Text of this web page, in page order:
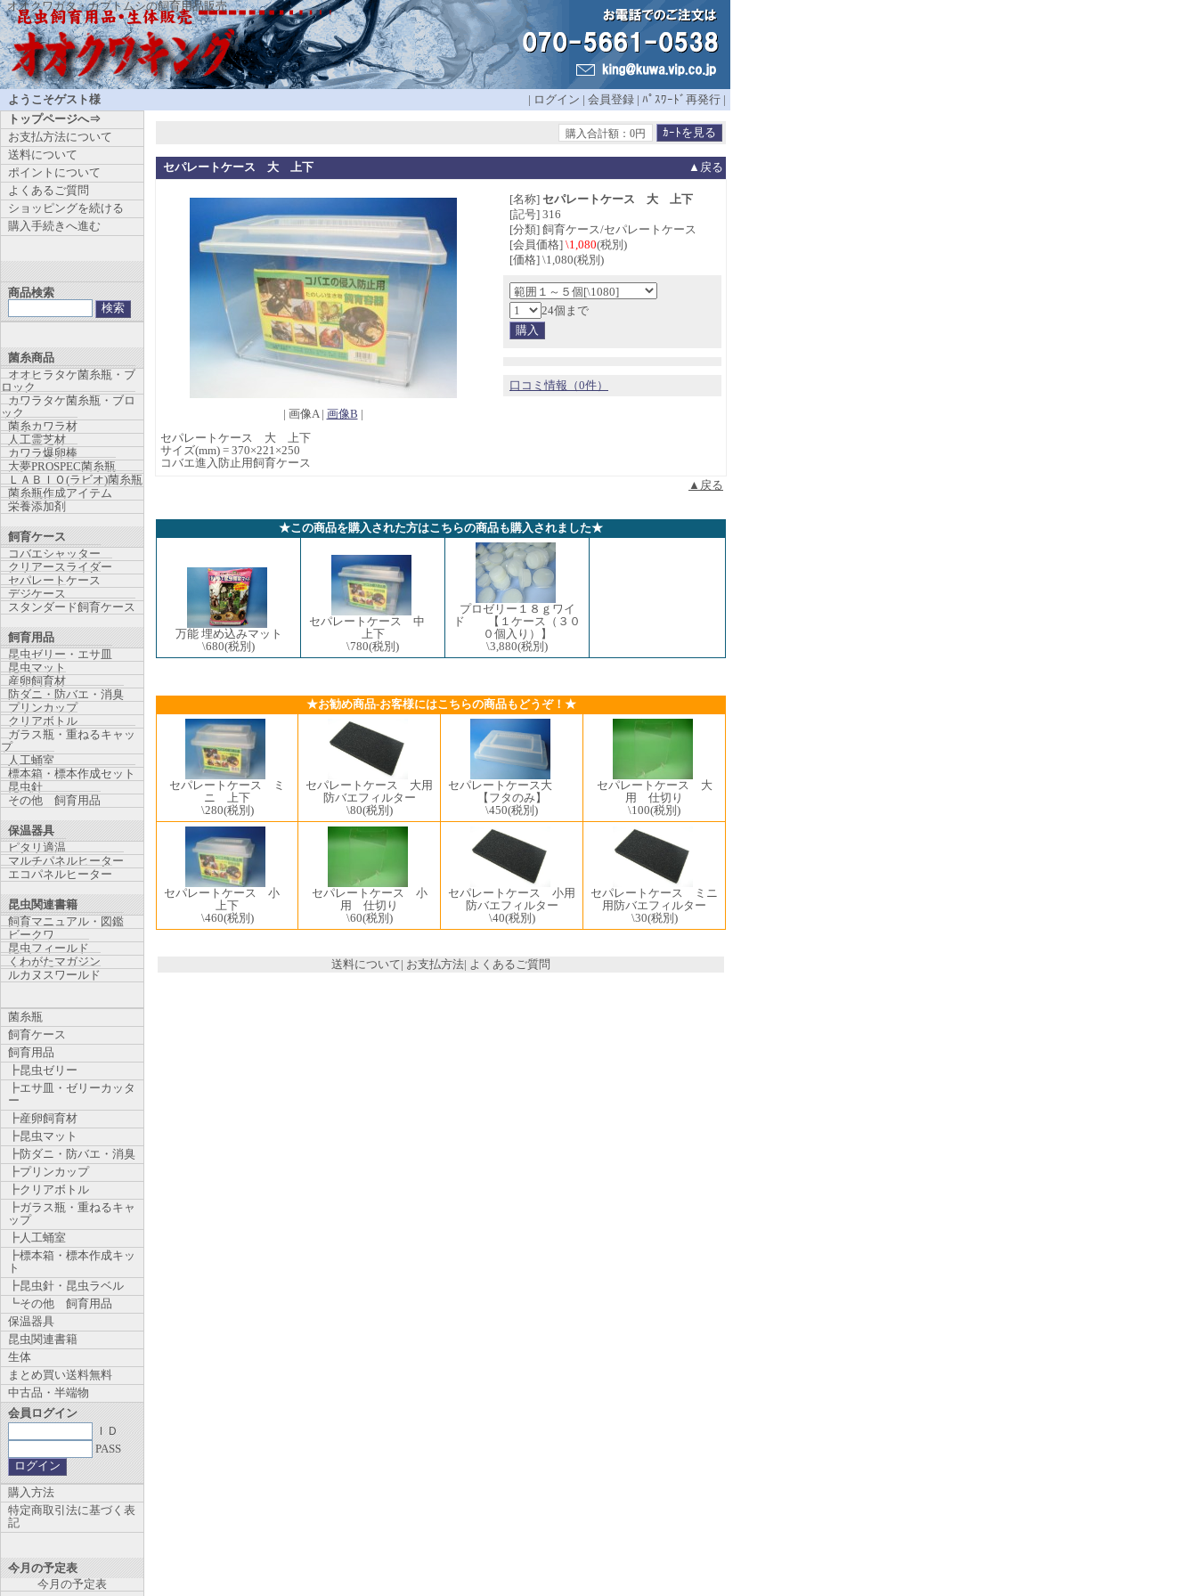
オオクワガタ・カブトムシの飼育用品販売
ようこそゲスト様 | ログイン | 会員登録 | ﾊﾟｽﾜｰﾄﾞ再発行 |
購入合計額：0円
セパレートケース 大 上下 ▲戻る
| 画像A | 画像B |
[名称] セパレートケース 大 上下
[記号] 316
[分類] 飼育ケース/セパレートケース
[会員価格] \1,080(税別)
[価格] \1,080(税別)
24個まで
口コミ情報（0件）
セパレートケース 大 上下
サイズ(mm) = 370×221×250
コバエ進入防止用飼育ケース
▲戻る
★この商品を購入された方はこちらの商品も購入されました★
万能 埋め込みマット
\680(税別)
セパレートケース 中
上下
\780(税別)
プロゼリー１８ｇワイ
ド 【１ケース（３０
０個入り）】
\3,880(税別)
★お勧め商品-お客様にはこちらの商品もどうぞ！★
セパレートケース ミ
ニ 上下
\280(税別)
セパレートケース 大用
防バエフィルター
\80(税別)
セパレートケース大
【フタのみ】
\450(税別)
セパレートケース 大
用 仕切り
\100(税別)
セパレートケース 小
上下
\460(税別)
セパレートケース 小
用 仕切り
\60(税別)
セパレートケース 小用
防バエフィルター
\40(税別)
セパレートケース ミニ
用防バエフィルター
\30(税別)
送料について| お支払方法| よくあるご質問
トップページへ⇒
お支払方法について
送料について
ポイントについて
よくあるご質問
ショッピングを続ける
購入手続きへ進む
商品検索
菌糸商品
オオヒラタケ菌糸瓶・ブ
ロック
カワラタケ菌糸瓶・ブロ
ック
菌糸カワラ材
人工霊芝材
カワラ爆卵棒
大夢PROSPEC菌糸瓶
ＬＡＢＩＯ(ラビオ)菌糸瓶
菌糸瓶作成アイテム
栄養添加剤
飼育ケース
コバエシャッター
クリアースライダー
セパレートケース
デジケース
スタンダード飼育ケース
飼育用品
昆虫ゼリー・エサ皿
昆虫マット
産卵飼育材
防ダニ・防バエ・消臭
プリンカップ
クリアボトル
ガラス瓶・重ねるキャッ
プ
人工蛹室
標本箱・標本作成セット
昆虫針
その他 飼育用品
保温器具
ピタリ適温
マルチパネルヒーター
エコパネルヒーター
昆虫関連書籍
飼育マニュアル・図鑑
ビークワ
昆虫フィールド
くわがたマガジン
ルカヌスワールド
菌糸瓶
飼育ケース
飼育用品
┣昆虫ゼリー
┣エサ皿・ゼリーカッタ
ー
┣産卵飼育材
┣昆虫マット
┣防ダニ・防バエ・消臭
┣プリンカップ
┣クリアボトル
┣ガラス瓶・重ねるキャ
ップ
┣人工蛹室
┣標本箱・標本作成キッ
ト
┣昆虫針・昆虫ラベル
┗その他 飼育用品
保温器具
昆虫関連書籍
生体
まとめ買い送料無料
中古品・半端物
会員ログイン
ＩＤ
PASS
購入方法
特定商取引法に基づく表
記
今月の予定表
今月の予定表